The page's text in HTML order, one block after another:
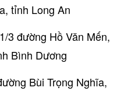
tỉnh Long An
3 đường Hồ Văn Mến,
Bình Dương
Bùi Trọng Nghĩa,